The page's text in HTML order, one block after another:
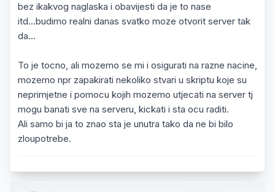
bez ikakvog naglaska i obavijesti da je to nase
itd...budimo realni danas svatko moze otvorit server tak
da...
To je tocno, ali mozemo se mi i osigurati na razne nacine,
mozemo npr zapakirati nekoliko stvari u skriptu koje su
neprimjetne i pomocu kojih mozemo utjecati na server tj
mogu banati sve na serveru, kickati i sta ocu raditi.
Ali samo bi ja to znao sta je unutra tako da ne bi bilo
zloupotrebe.